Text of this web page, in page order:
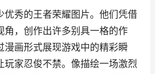
优秀的王者荣耀图片。他们凭借
角，创作出许多别具一格的作
漫画形式展现游戏中的精彩瞬
玩家忍俊不禁。像描绘一场激烈